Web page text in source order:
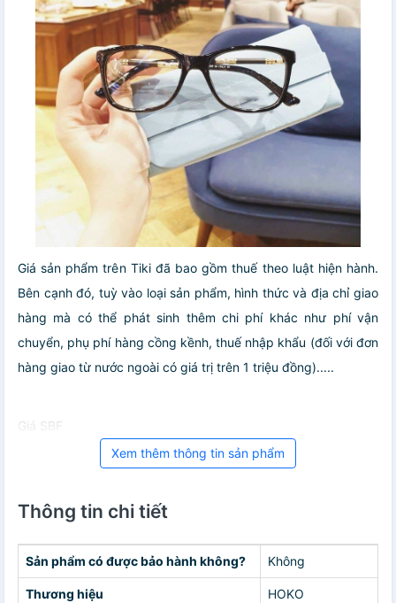
Giá sản phẩm trên Tiki đã bao gồm thuế theo luật hiện hành.
Bên cạnh đó, tuỳ vào loại sản phẩm, hình thức và địa chỉ giao
hàng mà có thể phát sinh thêm chi phí khác như phí vận
chuyển, phụ phí hàng cồng kềnh, thuế nhập khẩu (đối với đơn
hàng giao từ nước ngoài có giá trị trên 1 triệu đồng).....
Giá SBF
Xem thêm thông tin sản phẩm
Thông tin chi tiết
Sản phẩm có được bảo hành không? Không
Thương hiệu HOKO